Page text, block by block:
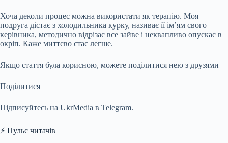
Хоча деколи процес можна використати як терапію. Моя
подруга дістає з холодильника курку, називає її ім’ям свого
керівника, методично відрізає все зайве і неквапливо опускає в
окріп. Каже миттєво стає легше.
Якщо стаття була корисною, можете поділитися нею з друзями
Поділитися
Підписуйтесь на UkrMedia в Telegram.
⚡ Пульс читачів